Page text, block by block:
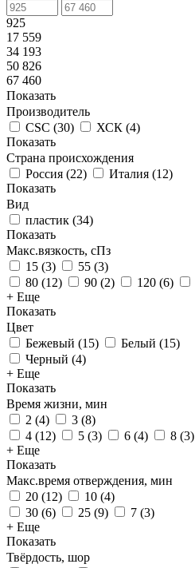
925
17 559
34 193
50 826
67 460
Показать
Производитель
CSC (30) ХСК (4)
Показать
Страна происхождения
Россия (22) Италия (12)
Показать
Вид
пластик (34)
Показать
Макс.вязкoсть, сПз
15 (3) 55 (3)
80 (12) 90 (2) 120 (6)
+ Еще
Показать
Цвет
Бежевый (15) Белый (15)
Черный (4)
+ Еще
Показать
Время жизни, мин
2 (4) 3 (8)
4 (12) 5 (3) 6 (4) 8 (3)
+ Еще
Показать
Макс.время отверждения, мин
20 (12) 10 (4)
30 (6) 25 (9) 7 (3)
+ Еще
Показать
Твёрдость, шор